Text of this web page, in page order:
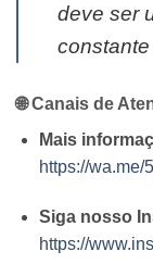
deve ser
🌐 Canais de
Mais
https://wa.me/
Siga nosso
https://